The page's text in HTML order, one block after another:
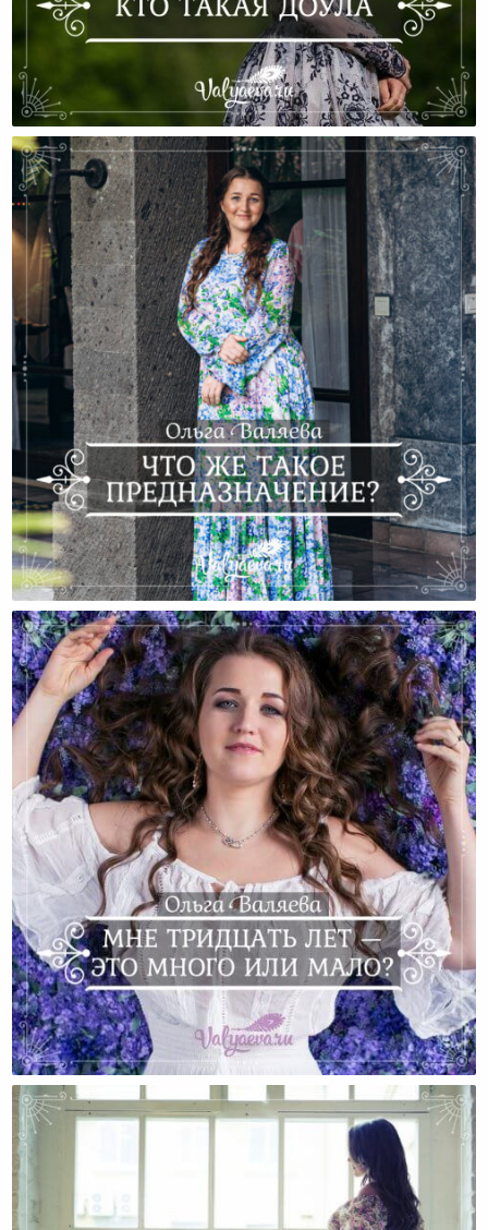
Кто Такая Доула
Что Же Такое Предназначение?
Мне Тридцать Лет — Это Много Или Мало?